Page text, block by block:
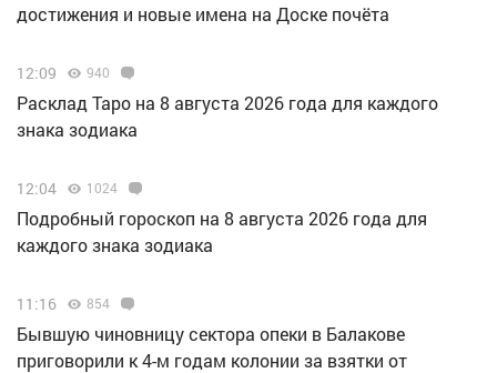
достижения и новые имена на Доске почёта
12:09 940
Расклад Таро на 8 августа 2026 года для каждого
знака зодиака
12:04 1024
Подробный гороскоп на 8 августа 2026 года для
каждого знака зодиака
11:16 854
Бывшую чиновницу сектора опеки в Балакове
приговорили к 4-м годам колонии за взятки от